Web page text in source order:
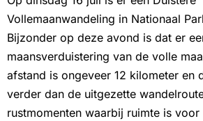
Vollemaanwandeling in Nationaal
Bijzonder op deze avond is dat er
maansverduistering van de volle
afstand is ongeveer 12 kilometer en
verder dan de uitgezette
rustmomenten waarbij ruimte is